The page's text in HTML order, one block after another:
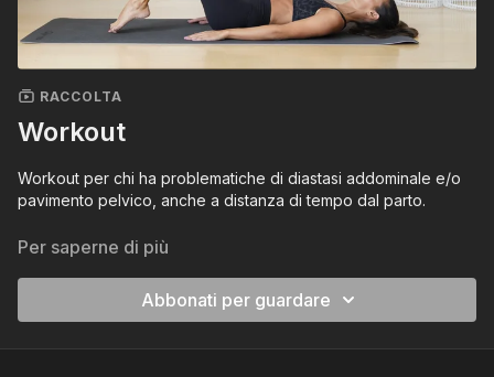
RACCOLTA
Workout
Workout per chi ha problematiche di diastasi addominale e/o
pavimento pelvico, anche a distanza di tempo dal parto.
Adatti anche a chi soffre di fastidi cervicali.
allenamento, soprattutto in presenza di patologie.
Per saperne di più
Abbonati per guardare